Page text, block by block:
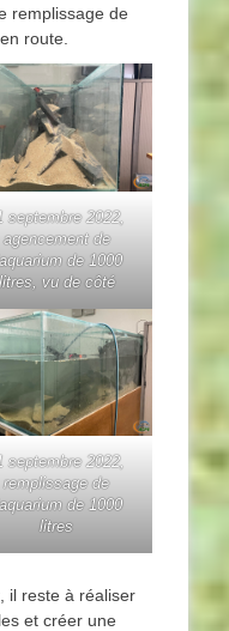
remplissage de
route.
septembre 2022,
agencement de
de 1000
vu de côté
septembre 2022,
remplissage de
de 1000
litres
il reste à réaliser
et créer une